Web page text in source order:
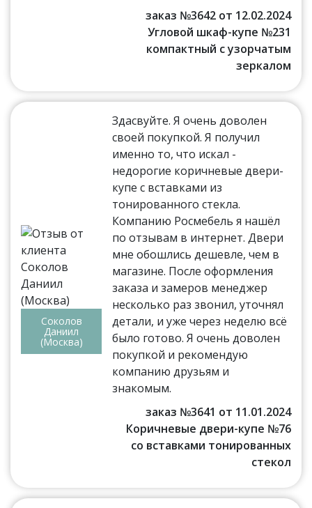
заказ №3642 от 12.02.2024
Угловой шкаф-купе №231
компактный с узорчатым
зеркалом
Соколов
Даниил
(Москва)
Здасвуйте. Я очень доволен
своей покупкой. Я получил
именно то, что искал -
недорогие коричневые двери-
купе с вставками из
тонированного стекла.
Компанию Росмебель я нашёл
по отзывам в интернет. Двери
мне обошлись дешевле, чем в
магазине. После оформления
заказа и замеров менеджер
несколько раз звонил, уточнял
детали, и уже через неделю всё
было готово. Я очень доволен
покупкой и рекомендую
компанию друзьям и
знакомым.
заказ №3641 от 11.01.2024
Коричневые двери-купе №76
со вставками тонированных
стекол